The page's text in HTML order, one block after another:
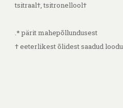
tsitraal†, tsitronellool†
.* pärit mahepõllundusest
† eeterlikest õlidest saadud